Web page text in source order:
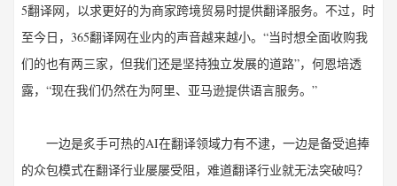
5翻译网，以求更好的为商家跨境贸易时提供翻译服务。不过，时
至今日，365翻译网在业内的声音越来越小。“当时想全面收购我
们的也有两三家，但我们还是坚持独立发展的道路”，何恩培透
露，“现在我们仍然在为阿里、亚马逊提供语言服务。”
一边是炙手可热的AI在翻译领域力有不逮，一边是备受追捧
的众包模式在翻译行业屡屡受阻，难道翻译行业就无法突破吗？